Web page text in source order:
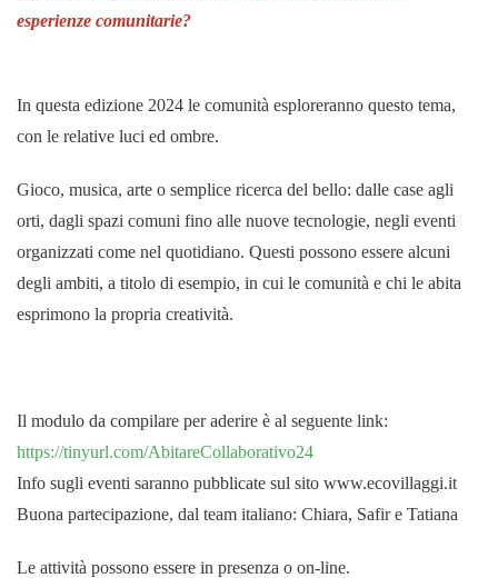
esperienze comunitarie?
In questa edizione 2024 le comunità esploreranno questo tema,
con le relative luci ed ombre.
Gioco, musica, arte o semplice ricerca del bello: dalle case agli
orti, dagli spazi comuni fino alle nuove tecnologie, negli eventi
organizzati come nel quotidiano. Questi possono essere alcuni
degli ambiti, a titolo di esempio, in cui le comunità e chi le abita
esprimono la propria creatività.
Il modulo da compilare per aderire è al seguente link:
https://tinyurl.com/AbitareCollaborativo24
Info sugli eventi saranno pubblicate sul sito www.ecovillaggi.it
Buona partecipazione, dal team italiano: Chiara, Safir e Tatiana
Le attività possono essere in presenza o on-line.